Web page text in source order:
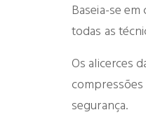
Baseia-se
todas as
Os alicerces
compressões
segurança.